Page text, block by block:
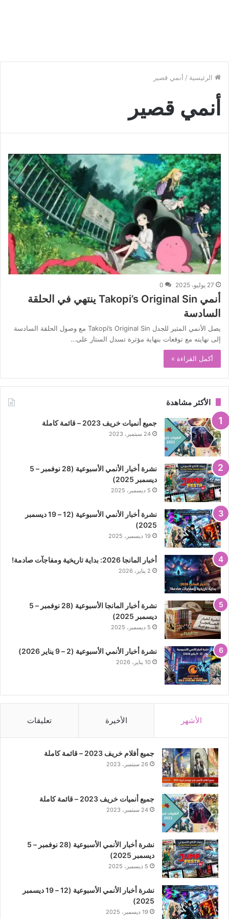
الرئيسية / أنمي قصير
أنمي قصير
27 يوليو، 2025 0
أنمي Takopi’s Original Sin ينتهي في الحلقة
السادسة
يصل الأنمي المثير للجدل Takopi’s Original Sin مع وصول الحلقة السادسة
إلى نهايته مع توقعات بنهاية مؤثرة تسدل الستار على…
أكمل القراءة »
الأكثر مشاهدة
جميع أنميات خريف 2023 – قائمة كاملة
24 سبتمبر، 2023
نشرة أخبار الأنمي الأسبوعية (28 نوفمبر – 5
ديسمبر 2025)
5 ديسمبر، 2025
نشرة أخبار الأنمي الأسبوعية (12 – 19 ديسمبر
2025)
19 ديسمبر، 2025
أخبار المانجا 2026: بداية تاريخية ومفاجآت صادمة!
2 يناير، 2026
نشرة أخبار المانجا الأسبوعية (28 نوفمبر – 5
ديسمبر 2025)
5 ديسمبر، 2025
نشرة أخبار الأنمي الأسبوعية (2 – 9 يناير 2026)
10 يناير، 2026
الأشهر الأخيرة تعليقات
جميع أفلام خريف 2023 – قائمة كاملة
26 سبتمبر، 2023
جميع أنميات خريف 2023 – قائمة كاملة
24 سبتمبر، 2023
نشرة أخبار الأنمي الأسبوعية (28 نوفمبر – 5
ديسمبر 2025)
5 ديسمبر، 2025
نشرة أخبار الأنمي الأسبوعية (12 – 19 ديسمبر
2025)
19 ديسمبر، 2025